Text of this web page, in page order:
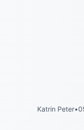
Katrin Peter•